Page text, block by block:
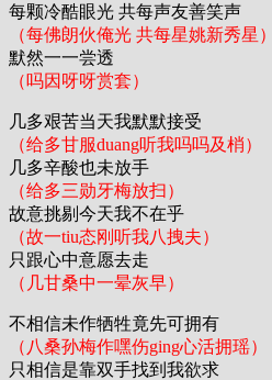
每颗冷酷眼光 共每声友善笑声
（每佛朗伙俺光 共每星姚新秀星）
默然一一尝透
（吗因呀呀赏套）
几多艰苦当天我默默接受
（给多甘服duang听我吗吗及梢）
几多辛酸也未放手
（给多三勋牙梅放扫）
故意挑剔今天我不在乎
（故一tiu态刚听我八拽夫）
只跟心中意愿去走
（几甘桑中一晕灰早）
不相信未作牺牲竟先可拥有
（八桑孙梅作嘿伤ging心活拥瑶）
只相信是靠双手找到我欲求